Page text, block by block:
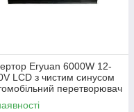
Eryuan 6000W 12-
LCD з чистим синусом
перетворювач